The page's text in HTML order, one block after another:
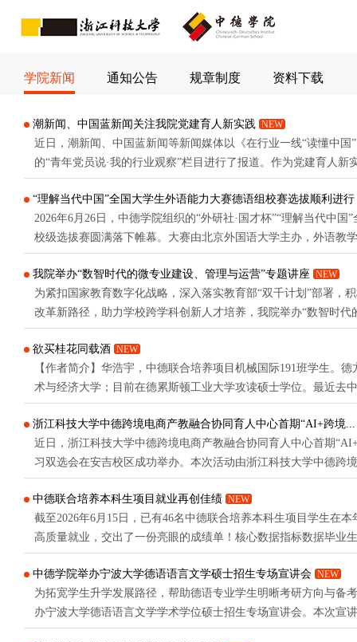
学院新闻 通知公告 规章制度 资料下载
潮新闻、中国蓝新闻关注我院党建育人新实践 NEW
近日，潮新闻、中国蓝新闻等新闻媒体以《在行业一线“读懂中国
的“青年党员说·我的行业观察”栏目进行了报道。作为党建育人新
立足专业背景，结合实习经历，梳理对行业发展的观察与思考，
发展的实际路径，目前已连续发布六期。“行业观察”与“中外比较
与专业深度融合的着力点。把实习变成“行业观察”实习实践是学
“理解当代中国”全国大学生外语能力大赛德语组校赛选拔顺利进行
2026年6月26日，中德学院组织的“外研社·国才杯”“理解当代中国
校级选拔赛圆满落下帷幕。大赛由北京外国语大学主办，外语教
以“理解中国，沟通世界”为主题，旨在深入贯彻习近平新时代中
立德树人根本任务，推动“三进”工作纵深发展，为国家培养更多
有专业本领的高水平国际化人才 。赛事自2023年设立多语种组以
我院举办“数智时代的微专业建设、管理与运营”专题讲座 NEW
为紧扣国家教育数字化战略，深入落实教育部“双千计划”部署，
改革新路径，助力学校跨学科创新人才培养，我院举办“数智时代
营”专题讲座。本次讲座特邀超星公司微专业高级咨询顾问吴迪担
行业经验，主讲人详细阐释了人工智能如何作为“产业哨兵”“情境
全面赋能微专业的精准布局、沉浸实训与可信溯源，推动从传统
欲买桂花同载酒 NEW
【作者简介】华浩宇，中德联合培养项目机械国际191班学生。
术与经济大学；目前在德累斯顿工业大学攻读硕士学位。最近去
来兼职的朋友都会聊到大家彼此来到德国几年了？当时心里盘算
有点惊讶，我竟然已经来德国将近五年的时光了。现在想来这个
个在岗楼放哨的下午，那已经是我义务兵旅程的后半程。不少人
浙江科技大学中德跨境电商产教融合协同育人中心首期“AI+跨境...
近日，浙江科技大学中德跨境电商产教融合协同育人中心首期
习双选会在安吉校区成功举办。本次活动由浙江科技大学中德跨
心主办、中德学院承办、安吉校区管委会协办，安吉校区管委会
长黄扬出席，中德学院学术副院长陈巧主持。本次双选会汇聚安
雷萨家具有限公司、深圳市梵格电子商务有限公司、湖州优客邦
中德联合培养本科生项目就业再创佳绩 NEW
截至2026年6月15日，已有46名中德联合培养本科生项目学生在
高质量就业，交出了一份亮眼的成绩单！核心数据指标数据毕业
人国内高质量就业2人升学率95.7%高质量就业率100%升学院校
院校层次慕尼黑工业大学12人世界顶尖工科院校，德国TU9斯图
林工业大学4人德国TU9名校汉诺威大学4人德国TU9名校慕尼黑
业...
中德学院举办宁波大学德语语言文学硕士招生专场宣讲会 NEW
为拓宽学生升学发展路径，帮助德语专业学生明晰考研方向与备
办宁波大学德语语言文学学术学位硕士招生专场宣讲会。本次宣
邀请宁波大学德语系张芸教授、陈巍副教授、於伟澄博士担任主